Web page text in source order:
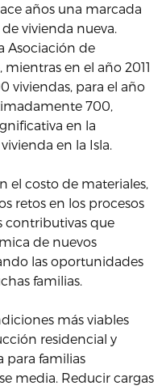
años una marcada
vivienda nueva.
Asociación de
en el año 2011
viviendas, para el año
700,
en la
en la Isla.
el costo de materiales,
retos en los procesos
contributivas que
de nuevos
las oportunidades
familias.
más viables
residencial y
para familias
media. Reducir cargas